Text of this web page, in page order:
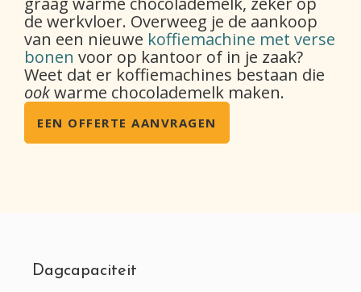
de werkvloer. Overweeg je de aankoop
van een nieuwe koffiemachine met verse
bonen voor op kantoor of in je zaak?
Weet dat er koffiemachines bestaan die
ookwarme chocolademelk maken.
EEN OFFERTE AANVRAGEN
Dagcapaciteit